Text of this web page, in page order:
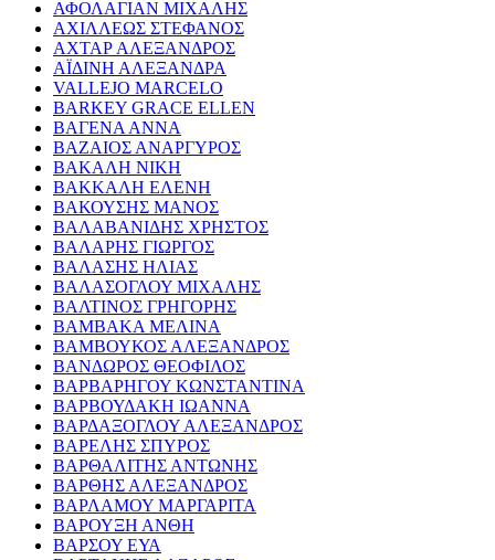
ΑΦΟΛΑΓΙΑΝ ΜΙΧΑΛΗΣ
ΑΧΙΛΛΕΩΣ ΣΤΕΦΑΝΟΣ
ΑΧΤΑΡ ΑΛΕΞΑΝΔΡΟΣ
ΑΪΔΙΝΗ ΑΛΕΞΑΝΔΡΑ
VALLEJO MARCELO
BARKEY GRACE ELLEN
ΒΑΓΕΝΑ ΑΝΝΑ
ΒΑΖΑΙΟΣ ΑΝΑΡΓΥΡΟΣ
ΒΑΚΑΛΗ ΝΙΚΗ
ΒΑΚΚΑΛΗ ΕΛΕΝΗ
ΒΑΚΟΥΣΗΣ ΜΑΝΟΣ
ΒΑΛΑΒΑΝΙΔΗΣ ΧΡΗΣΤΟΣ
ΒΑΛΑΡΗΣ ΓΙΩΡΓΟΣ
ΒΑΛΑΣΗΣ ΗΛΙΑΣ
ΒΑΛΑΣΟΓΛΟΥ ΜΙΧΑΛΗΣ
ΒΑΛΤΙΝΟΣ ΓΡΗΓΟΡΗΣ
ΒΑΜΒΑΚΑ ΜΕΛΙΝΑ
ΒΑΜΒΟΥΚΟΣ ΑΛΕΞΑΝΔΡΟΣ
ΒΑΝΔΩΡΟΣ ΘΕΟΦΙΛΟΣ
ΒΑΡΒΑΡΗΓΟΥ ΚΩΝΣΤΑΝΤΙΝΑ
ΒΑΡΒΟΥΔΑΚΗ ΙΩΑΝΝΑ
ΒΑΡΔΑΞΟΓΛΟΥ ΑΛΕΞΑΝΔΡΟΣ
ΒΑΡΕΛΗΣ ΣΠΥΡΟΣ
ΒΑΡΘΑΛΙΤΗΣ ΑΝΤΩΝΗΣ
ΒΑΡΘΗΣ ΑΛΕΞΑΝΔΡΟΣ
ΒΑΡΛΑΜΟΥ ΜΑΡΓΑΡΙΤΑ
ΒΑΡΟΥΞΗ ΑΝΘΗ
ΒΑΡΣΟΥ ΕΥΑ